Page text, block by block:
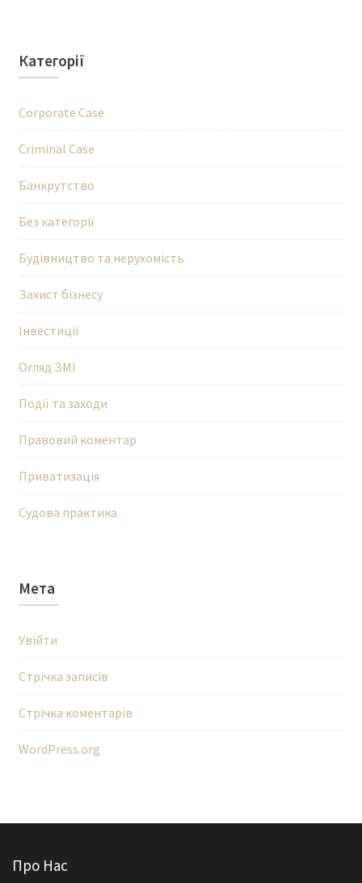
Категорії
Corporate Case
Criminal Case
Банкрутство
Без категорії
Будівництво та нерухомість
Захист бізнесу
Інвестиції
Огляд ЗМІ
Події та заходи
Правовий коментар
Приватизація
Судова практика
Мета
Увійти
Стрічка записів
Стрічка коментарів
WordPress.org
Про Нас